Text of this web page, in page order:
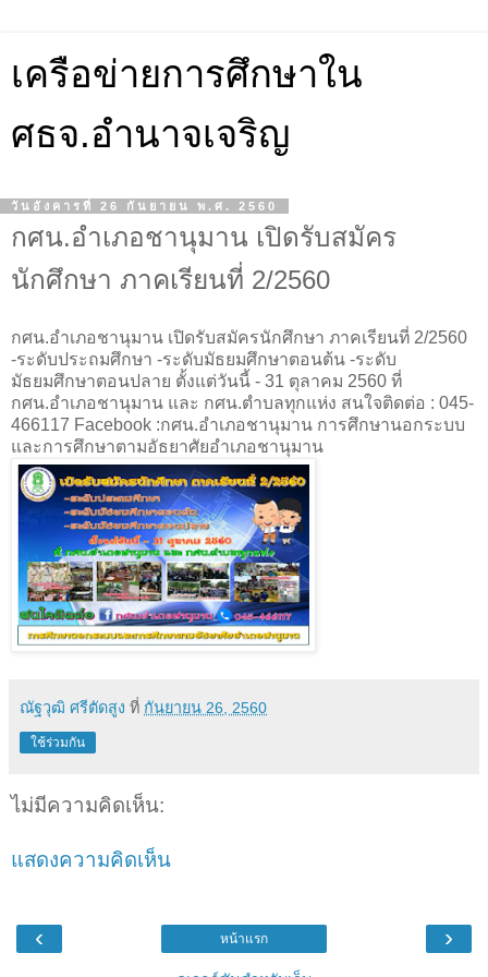
เครือข่ายการศึกษาใน
ศธจ.อำนาจเจริญ
วันอังคารที่ 26 กันยายน พ.ศ. 2560
กศน.อำเภอชานุมาน เปิดรับสมัคร
นักศึกษา ภาคเรียนที่ 2/2560
กศน.อำเภอชานุมาน เปิดรับสมัครนักศึกษา ภาคเรียนที่ 2/2560
-ระดับประถมศึกษา -ระดับมัธยมศึกษาตอนต้น -ระดับ
มัธยมศึกษาตอนปลาย ตั้งแต่วันนี้ - 31 ตุลาคม 2560 ที่
กศน.อำเภอชานุมาน และ กศน.ตำบลทุกแห่ง สนใจติดต่อ : 045-
466117 Facebook :กศน.อำเภอชานุมาน การศึกษานอกระบบ
และการศึกษาตามอัธยาศัยอำเภอชานุมาน
ณัฐวุฒิ ศรีตัดสูง ที่ กันยายน 26, 2560
ใช้ร่วมกัน
ไม่มีความคิดเห็น:
แสดงความคิดเห็น
‹ ›
หน้าแรก